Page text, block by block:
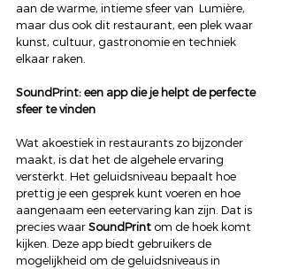
aan de warme, intieme sfeer van  Lumière,
maar dus ook dit restaurant, een plek waar
kunst, cultuur, gastronomie en techniek
elkaar raken.
SoundPrint: een app die je helpt de perfecte
sfeer te vinden
Wat akoestiek in restaurants zo bijzonder
maakt, is dat het de algehele ervaring
versterkt. Het geluidsniveau bepaalt hoe
prettig je een gesprek kunt voeren en hoe
aangenaam een eetervaring kan zijn. Dat is
precies waar SoundPrint om de hoek komt
kijken. Deze app biedt gebruikers de
mogelijkheid om de geluidsniveaus in